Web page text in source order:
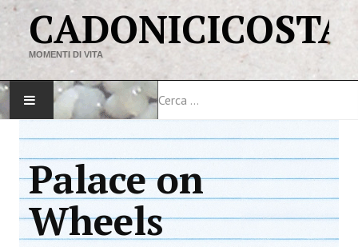
CADONICICOSTA
MOMENTI DI VITA
HOME
MAPPA DEL SITO
VIAGGI
Palace on
Wheels